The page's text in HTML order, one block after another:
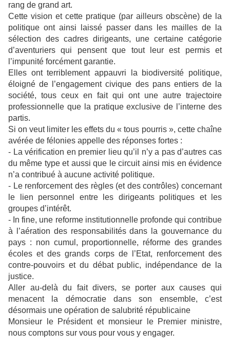
rang de grand art.
Cette vision et cette pratique (par ailleurs obscène) de la
politique ont ainsi laissé passer dans les mailles de la
sélection des cadres dirigeants, une certaine catégorie
d’aventuriers qui pensent que tout leur est permis et
l’impunité forcément garantie.
Elles ont terriblement appauvri la biodiversité politique,
éloigné de l’engagement civique des pans entiers de la
société, tous ceux en fait qui ont une autre trajectoire
professionnelle que la pratique exclusive de l’interne des
partis.
Si on veut limiter les effets du « tous pourris », cette chaîne
avérée de félonies appelle des réponses fortes :
- La vérification en premier lieu qu’il n’y a pas d’autres cas
du même type et aussi que le circuit ainsi mis en évidence
n’a contribué à aucune activité politique.
- Le renforcement des règles (et des contrôles) concernant
le lien personnel entre les dirigeants politiques et les
groupes d’intérêt.
- In fine, une reforme institutionnelle profonde qui contribue
à l’aération des responsabilités dans la gouvernance du
pays : non cumul, proportionnelle, réforme des grandes
écoles et des grands corps de l’Etat, renforcement des
contre-pouvoirs et du débat public, indépendance de la
justice.
Aller au-delà du fait divers, se porter aux causes qui
menacent la démocratie dans son ensemble, c’est
désormais une opération de salubrité républicaine
Monsieur le Président et monsieur le Premier ministre,
nous comptons sur vous pour vous y engager.